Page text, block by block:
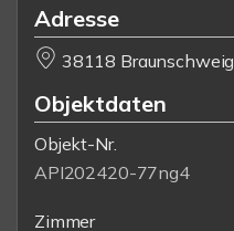
Adresse
38118 Braunschweig
Objektdaten
Objekt-Nr.
API202420-77ng4
Zimmer